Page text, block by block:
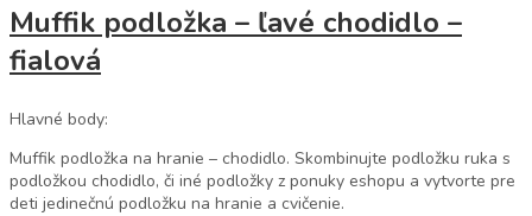
Muffik podložka – ľavé chodidlo –
fialová
Hlavné body:
Muffik podložka na hranie – chodidlo. Skombinujte podložku ruka s
podložkou chodidlo, či iné podložky z ponuky eshopu a vytvorte pre
deti jedinečnú podložku na hranie a cvičenie.